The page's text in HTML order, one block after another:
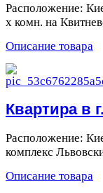
Расположение:
х комн. на
Описание товара
Квартира в
Расположение:
комплекс
Описание товара